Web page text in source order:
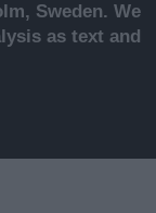
Sweden. We
as text and